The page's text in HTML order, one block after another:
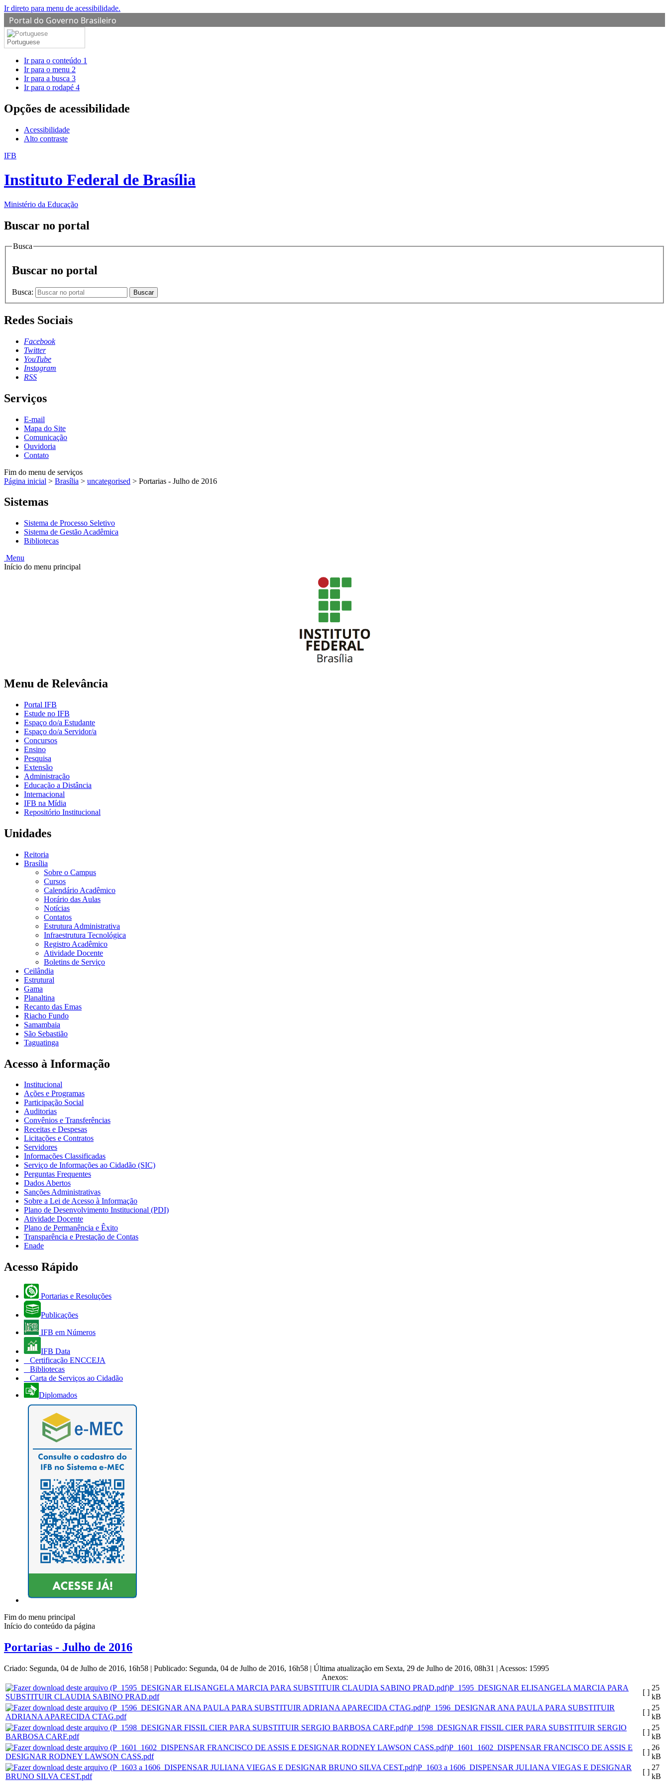
Ir direto para menu de acessibilidade.
Portal do Governo Brasileiro
Portuguese
Ir para o conteúdo 1
Ir para o menu 2
Ir para a busca 3
Ir para o rodapé 4
Opções de acessibilidade
Acessibilidade
Alto contraste
IFB
Instituto Federal de Brasília
Ministério da Educação
Buscar no portal
Busca
Buscar no portal
Busca: Buscar
Redes Sociais
Facebook
Twitter
YouTube
Instagram
RSS
Serviços
E-mail
Mapa do Site
Comunicação
Ouvidoria
Contato
Fim do menu de serviços
Página inicial > Brasília > uncategorised > Portarias - Julho de 2016
Sistemas
Sistema de Processo Seletivo
Sistema de Gestão Acadêmica
Bibliotecas
Menu
Início do menu principal
Menu de Relevância
Portal IFB
Estude no IFB
Espaço do/a Estudante
Espaço do/a Servidor/a
Concursos
Ensino
Pesquisa
Extensão
Administração
Educação a Distância
Internacional
IFB na Mídia
Repositório Institucional
Unidades
Reitoria
Brasília
Sobre o Campus
Cursos
Calendário Acadêmico
Horário das Aulas
Notícias
Contatos
Estrutura Administrativa
Infraestrutura Tecnológica
Registro Acadêmico
Atividade Docente
Boletins de Serviço
Ceilândia
Estrutural
Gama
Planaltina
Recanto das Emas
Riacho Fundo
Samambaia
São Sebastião
Taguatinga
Acesso à Informação
Institucional
Ações e Programas
Participação Social
Auditorias
Convênios e Transferências
Receitas e Despesas
Licitações e Contratos
Servidores
Informações Classificadas
Serviço de Informações ao Cidadão (SIC)
Perguntas Frequentes
Dados Abertos
Sanções Administrativas
Sobre a Lei de Acesso à Informação
Plano de Desenvolvimento Institucional (PDI)
Atividade Docente
Plano de Permanência e Êxito
Transparência e Prestação de Contas
Enade
Acesso Rápido
Portarias e Resoluções
Publicações
IFB em Números
IFB Data
Certificação ENCCEJA
Bibliotecas
Carta de Serviços ao Cidadão
Diplomados
Fim do menu principal
Início do conteúdo da página
Portarias - Julho de 2016
Criado: Segunda, 04 de Julho de 2016, 16h58 | Publicado: Segunda, 04 de Julho de 2016, 16h58 | Última atualização em Sexta, 29 de Julho de 2016, 08h31 | Acessos: 15995
Anexos:
P_1595_DESIGNAR ELISANGELA MARCIA PARA
SUBSTITUIR CLAUDIA SABINO PRAD.pdf
[ ]
25
kB
P_1596_DESIGNAR ANA PAULA PARA SUBSTITUIR
ADRIANA APARECIDA CTAG.pdf
[ ]
25
kB
P_1598_DESIGNAR FISSIL CIER PARA SUBSTITUIR SERGIO
BARBOSA CARF.pdf
[ ]
25
kB
P_1601_1602_DISPENSAR FRANCISCO DE ASSIS E
DESIGNAR RODNEY LAWSON CASS.pdf
[ ]
26
kB
P_1603 a 1606_DISPENSAR JULIANA VIEGAS E DESIGNAR
BRUNO SILVA CEST.pdf
[ ]
27
kB